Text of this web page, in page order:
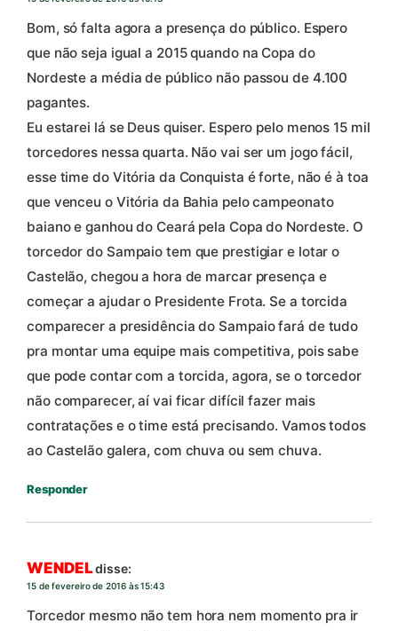
Bom, só falta agora a presença do público. Espero
que não seja igual a 2015 quando na Copa do
Nordeste a média de público não passou de 4.100
pagantes.
Eu estarei lá se Deus quiser. Espero pelo menos 15 mil
torcedores nessa quarta. Não vai ser um jogo fácil,
esse time do Vitória da Conquista é forte, não é à toa
que venceu o Vitória da Bahia pelo campeonato
baiano e ganhou do Ceará pela Copa do Nordeste. O
torcedor do Sampaio tem que prestigiar e lotar o
Castelão, chegou a hora de marcar presença e
começar a ajudar o Presidente Frota. Se a torcida
comparecer a presidência do Sampaio fará de tudo
pra montar uma equipe mais competitiva, pois sabe
que pode contar com a torcida, agora, se o torcedor
não comparecer, aí vai ficar difícil fazer mais
contratações e o time está precisando. Vamos todos
ao Castelão galera, com chuva ou sem chuva.
Responder
WENDELdisse:
15 de fevereiro de 2016 às 15:43
Torcedor mesmo não tem hora nem momento pra ir